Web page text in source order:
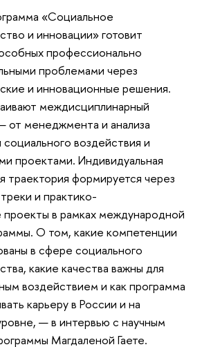
«Социальное
и инновации» готовит
профессионально
проблемами через
и инновационные решения.
междисциплинарный
от менеджмента и анализа
воздействия и
проектами. Индивидуальная
траектория формируется через
и практико-
в рамках международной
О том, какие компетенции
в сфере социального
какие качества важны для
воздействием и как программа
карьеру в России и на
— в интервью с научным
Магдаленой Гаете.